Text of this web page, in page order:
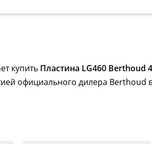
купить Пластина LG460 Berthoud
официального дилера Berthoud